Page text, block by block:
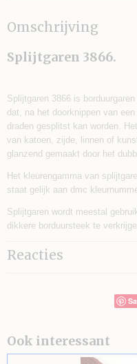
Omschrijving
Splijtgaren 3866.
Splijtgaren 3866 is
dat, na het doorknippen van
draden gesplitst kan worden.
van katoen, zijde, linnen of
glanzend gemaakt door het
Het kleurengamma van
staat gelijk aan dmc
Splijtgaren wordt meestal
dikkere borduursteek te
Reacties
Ook interessant